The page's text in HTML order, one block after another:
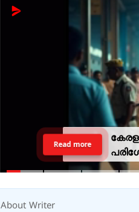
Read more
About Writer